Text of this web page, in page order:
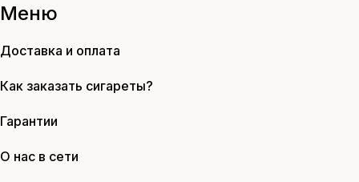
Меню
Доставка и оплата
Как заказать сигареты?
Гарантии
О нас в сети